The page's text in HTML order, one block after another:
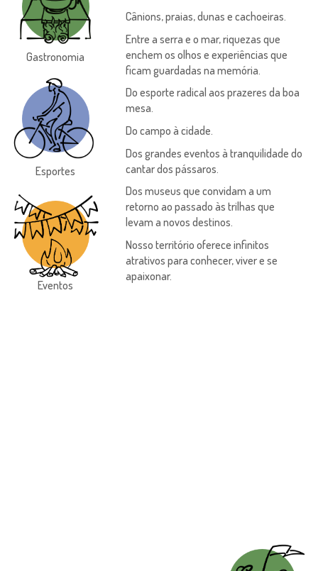
Gastronomia
Esportes
Eventos
Cânions, praias, dunas e cachoeiras.
Entre a serra e o mar, riquezas que
enchem os olhos e experiências que
ficam guardadas na memória.
Do esporte radical aos prazeres da boa
mesa.
Do campo à cidade.
Dos grandes eventos à tranquilidade do
cantar dos pássaros.
Dos museus que convidam a um
retorno ao passado às trilhas que
levam a novos destinos.
Nosso território oferece infinitos
atrativos para conhecer, viver e se
apaixonar.